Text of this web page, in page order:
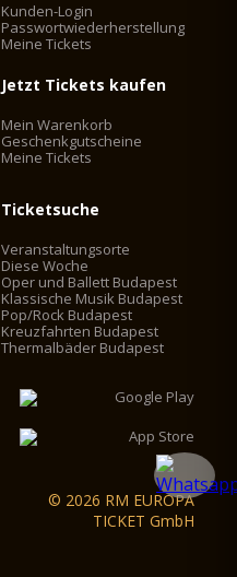
Kunden-Login
Passwortwiederherstellung
Meine Tickets
Jetzt Tickets kaufen
Mein Warenkorb
Geschenkgutscheine
Meine Tickets
Ticketsuche
Veranstaltungsorte
Diese Woche
Oper und Ballett Budapest
Klassische Musik Budapest
Pop/Rock Budapest
Kreuzfahrten Budapest
Thermalbäder Budapest
© 2026 RM EUROPA
TICKET GmbH